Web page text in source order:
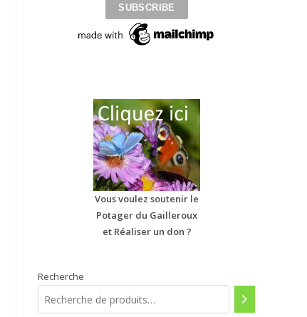
Vous voulez soutenir le
Potager du Gailleroux
et Réaliser un don ?
Recherche